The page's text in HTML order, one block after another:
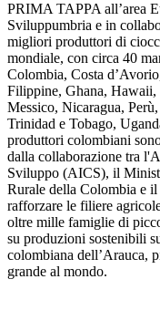
PRIMA TAPPA all’area
Sviluppumbria e in
migliori produttori di
mondiale, con circa 40
Colombia, Costa
Filippine, Ghana, Hawaii,
Messico, Nicaragua,
Trinidad e Tobago,
produttori colombiani
dalla collaborazione tra l'
Sviluppo (AICS), il
Rurale della Colombia e il
rafforzare le filiere
oltre mille famiglie di
su produzioni sostenibili
colombiana dell’Arauca,
grande al mondo.